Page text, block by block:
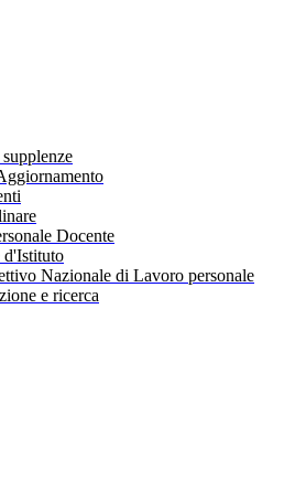
Docente
d'Istituto
Nazionale di Lavoro personale
e ricerca